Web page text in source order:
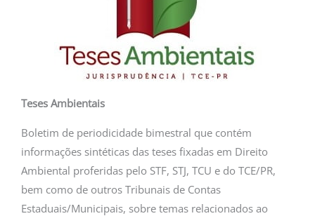
Teses Ambientais
Boletim de periodicidade bimestral que contém
informações sintéticas das teses fixadas em Direito
Ambiental proferidas pelo STF, STJ, TCU e do TCE/PR,
bem como de outros Tribunais de Contas
Estaduais/Municipais, sobre temas relacionados ao